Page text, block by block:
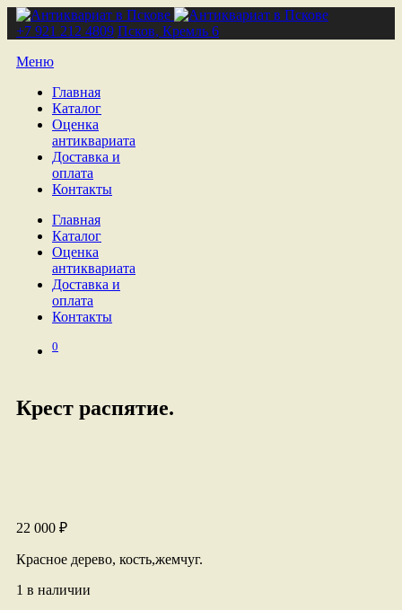
+7 921 212 4809 Псков, Кремль 6
Меню
Главная
Каталог
Оценка
антиквариата
Доставка и
оплата
Контакты
Главная
Каталог
Оценка
антиквариата
Доставка и
оплата
Контакты
0
Крест распятие.
22 000 ₽
Красное дерево, кость,жемчуг.
1 в наличии